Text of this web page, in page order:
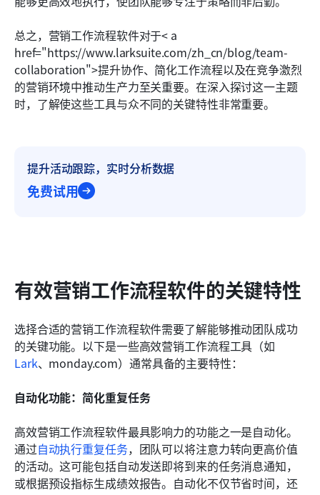
总之，营销工作流程软件对于< a
href="https://www.larksuite.com/zh_cn/blog/team-
collaboration">提升协作、简化工作流程以及在竞争激烈
的营销环境中推动生产力至关重要。在深入探讨这一主题
时，了解使这些工具与众不同的关键特性非常重要。
提升活动跟踪，实时分析数据
免费试用
有效营销工作流程软件的关键特性
选择合适的营销工作流程软件需要了解能够推动团队成功
的关键功能。以下是一些高效营销工作流程工具（如
Lark、monday.com）通常具备的主要特性：
自动化功能：简化重复任务
高效营销工作流程软件最具影响力的功能之一是自动化。
通过自动执行重复任务，团队可以将注意力转向更高价值
的活动。这可能包括自动发送即将到来的任务消息通知，
或根据预设指标生成绩效报告。自动化不仅节省时间，还